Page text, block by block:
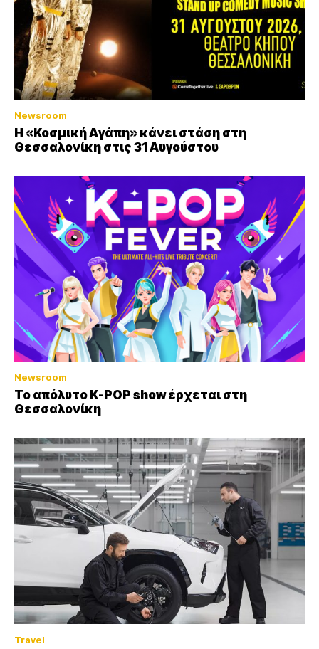
Newsroom
Η «Κοσμική Αγάπη» κάνει στάση στη
Θεσσαλονίκη στις 31 Αυγούστου
Newsroom
Το απόλυτο K-POP show έρχεται στη
Θεσσαλονίκη
Travel